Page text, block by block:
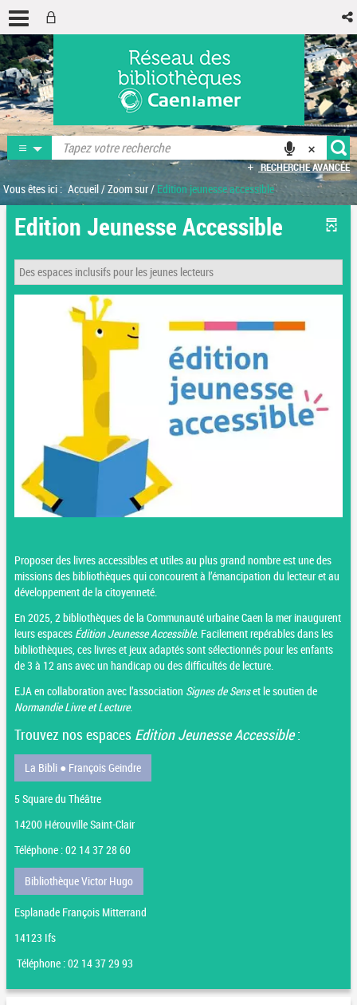
RECHERCHE AVANCÉE
Vous êtes ici : Accueil/Zoom sur/ Edition jeunesse accessible
Edition Jeunesse Accessible
Des espaces inclusifs pour les jeunes lecteurs
Proposer des livres accessibles et utiles au plus grand nombre est une des
missions des bibliothèques qui concourent à l’émancipation du lecteur et au
développement de la citoyenneté.
En 2025, 2 bibliothèques de la Communauté urbaine Caen la mer inaugurent
leurs espaces Édition Jeunesse Accessible. Facilement repérables dans les
bibliothèques, ces livres et jeux adaptés sont sélectionnés pour les enfants
de 3 à 12 ans avec un handicap ou des difficultés de lecture.
EJA en collaboration avec l’association Signes de Senset le soutien de
Normandie Livre et Lecture.
Trouvez nos espaces Edition Jeunesse Accessible:
La Bibli ● François Geindre
5 Square du Théâtre
14200 Hérouville Saint-Clair
Téléphone : 02 14 37 28 60
Bibliothèque Victor Hugo
Esplanade François Mitterrand
14123 Ifs
Téléphone : 02 14 37 29 93